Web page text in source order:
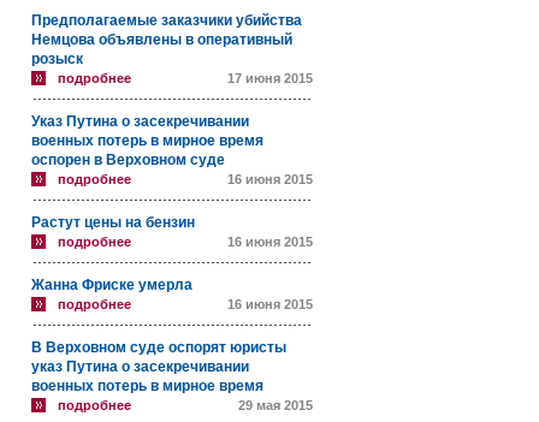
Предполагаемые заказчики убийства
Немцова объявлены в оперативный
розыск
подробнее 17 июня 2015
Указ Путина о засекречивании
военных потерь в мирное время
оспорен в Верховном суде
подробнее 16 июня 2015
Растут цены на бензин
подробнее 16 июня 2015
Жанна Фриске умерла
подробнее 16 июня 2015
В Верховном суде оспорят юристы
указ Путина о засекречивании
военных потерь в мирное время
подробнее 29 мая 2015